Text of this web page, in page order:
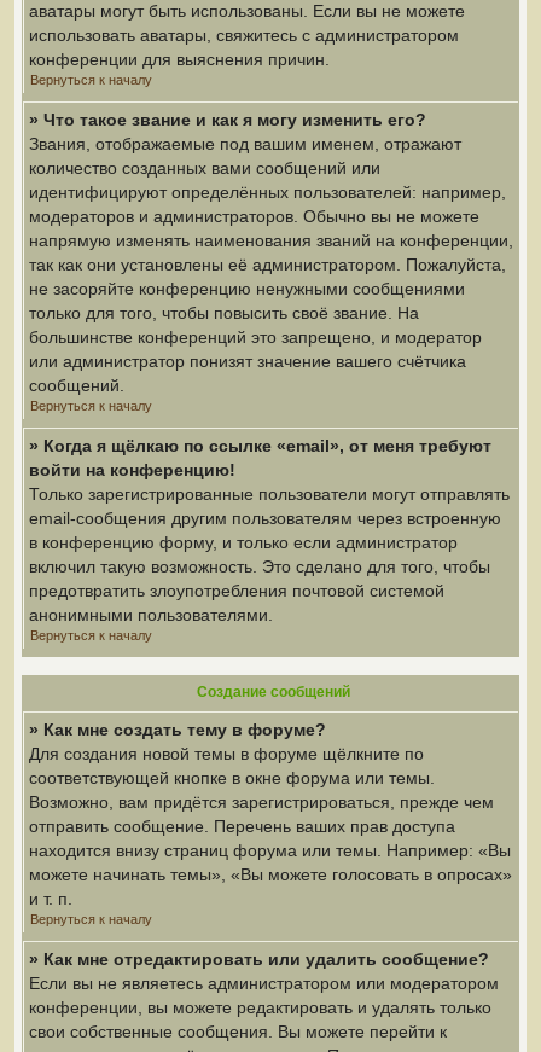
аватары могут быть использованы. Если вы не можете
использовать аватары, свяжитесь с администратором
конференции для выяснения причин.
Вернуться к началу
» Что такое звание и как я могу изменить его?
Звания, отображаемые под вашим именем, отражают
количество созданных вами сообщений или
идентифицируют определённых пользователей: например,
модераторов и администраторов. Обычно вы не можете
напрямую изменять наименования званий на конференции,
так как они установлены её администратором. Пожалуйста,
не засоряйте конференцию ненужными сообщениями
только для того, чтобы повысить своё звание. На
большинстве конференций это запрещено, и модератор
или администратор понизят значение вашего счётчика
сообщений.
Вернуться к началу
» Когда я щёлкаю по ссылке «email», от меня требуют
войти на конференцию!
Только зарегистрированные пользователи могут отправлять
email-сообщения другим пользователям через встроенную
в конференцию форму, и только если администратор
включил такую возможность. Это сделано для того, чтобы
предотвратить злоупотребления почтовой системой
анонимными пользователями.
Вернуться к началу
Создание сообщений
» Как мне создать тему в форуме?
Для создания новой темы в форуме щёлкните по
соответствующей кнопке в окне форума или темы.
Возможно, вам придётся зарегистрироваться, прежде чем
отправить сообщение. Перечень ваших прав доступа
находится внизу страниц форума или темы. Например: «Вы
можете начинать темы», «Вы можете голосовать в опросах»
и т. п.
Вернуться к началу
» Как мне отредактировать или удалить сообщение?
Если вы не являетесь администратором или модератором
конференции, вы можете редактировать и удалять только
свои собственные сообщения. Вы можете перейти к